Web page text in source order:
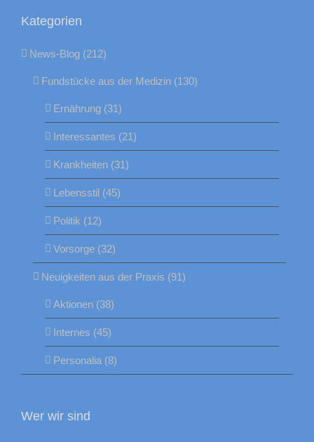
Kategorien
News-Blog (212)
Fundstücke aus der Medizin (130)
Ernährung (31)
Interessantes (21)
Krankheiten (31)
Lebensstil (45)
Politik (12)
Vorsorge (32)
Neuigkeiten aus der Praxis (91)
Aktionen (38)
Internes (45)
Personalia (8)
Wer wir sind